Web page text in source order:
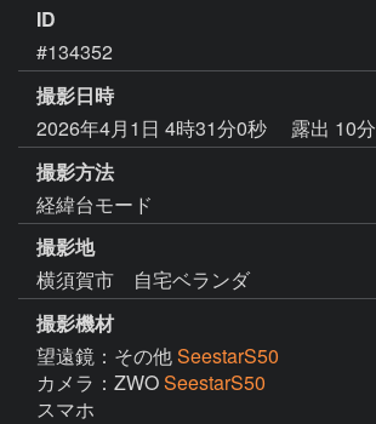
ID
#134352
撮影日時
2026年4月1日 4時31分0秒
露出 10分
撮影方法
経緯台モード
撮影地
横須賀市 自宅ベランダ
撮影機材
望遠鏡：その他SeestarS50
カメラ：ZWOSeestarS50
スマホ